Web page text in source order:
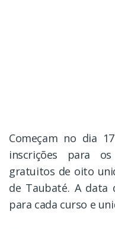
Começam no dia
inscrições para
gratuitos de oito
de Taubaté. A data
para cada curso e